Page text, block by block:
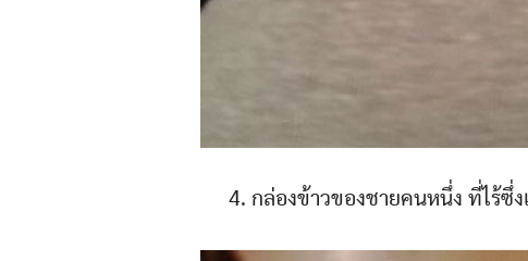
4. กล่องข้าวของชายคนหนึ่ง ที่ไร้ซึ่